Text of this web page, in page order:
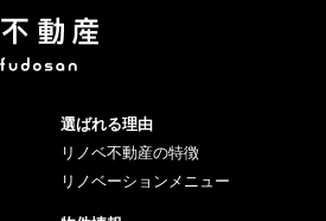
選ばれる理由
リノベ不動産の特徴
リノベーションメニュー